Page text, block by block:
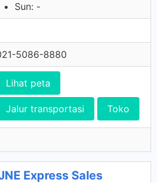
Sun: -
5086-8880
Lihat peta
Jalur transportasi Toko
Express Sales